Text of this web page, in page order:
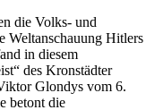
die Volks- und
Weltanschauung Hitlers
in diesem
des Kronstädter
Glondys vom 6.
betont die